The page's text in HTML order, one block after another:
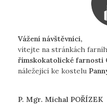
Vážení návštěvníci,
vítejte na stránkách
římskokatolické farnosti
náležející ke kostelu
P. Mgr. Michal POŘÍZEK